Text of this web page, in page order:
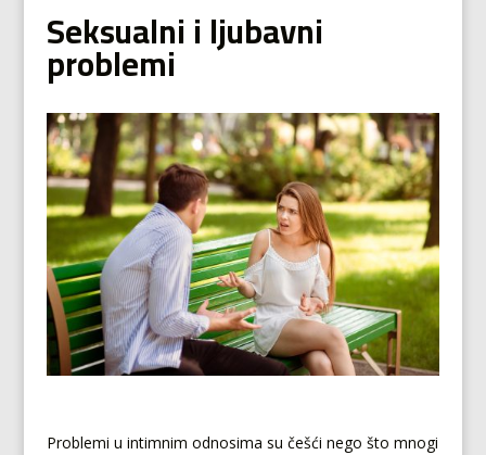
Seksualni i ljubavni
problemi
Problemi u intimnim odnosima su češći nego što mnogi